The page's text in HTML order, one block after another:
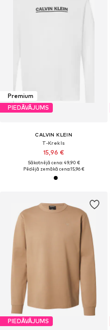
Premium
PIEDĀVĀJUMS
CALVIN KLEIN
T-Krekls
15,96 €
Sākotnējā cena: 49,90 €
Pēdējā zemākā cena:15,96 €
PIEDĀVĀJUMS